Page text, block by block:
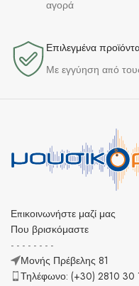
αγορά
Επιλεγμένα
Με εγγύηση από
Επικοινωνήστε μαζί μας
Που βρισκόμαστε
- - - - - - - -
Μονής Πρέβελης 81
Τηλέφωνο: (+30) 2810 30